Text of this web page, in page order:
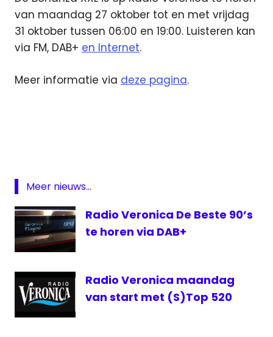
van maandag 27 oktober tot en met vrijdag
31 oktober tussen 06:00 en 19:00. Luisteren kan
via FM, DAB+ en Internet.
Meer informatie via deze pagina.
Stenders
Meer nieuws...
Radio Veronica De Beste 90’s
te horen via DAB+
Radio Veronica maandag
van start met (S)Top 520